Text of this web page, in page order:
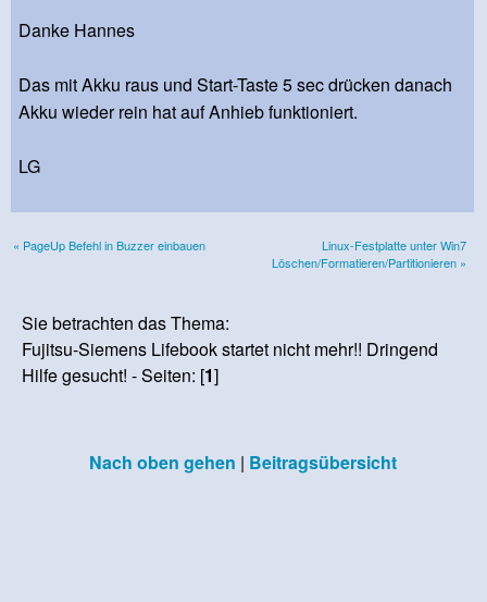
Danke Hannes
Das mit Akku raus und Start-Taste 5 sec drücken danach
Akku wieder rein hat auf Anhieb funktioniert.
LG
« PageUp Befehl in Buzzer einbauen
Linux-Festplatte unter Win7
Löschen/Formatieren/Partitionieren »
Sie betrachten das Thema:
Fujitsu-Siemens Lifebook startet nicht mehr!! Dringend
Hilfe gesucht! - Seiten: [1]
Nach oben gehen | Beitragsübersicht